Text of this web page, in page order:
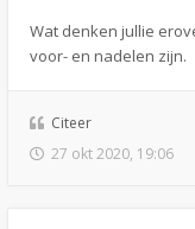
Wat denken jullie
voor- en nadelen zijn.
Citeer
27 okt 2020, 19:06